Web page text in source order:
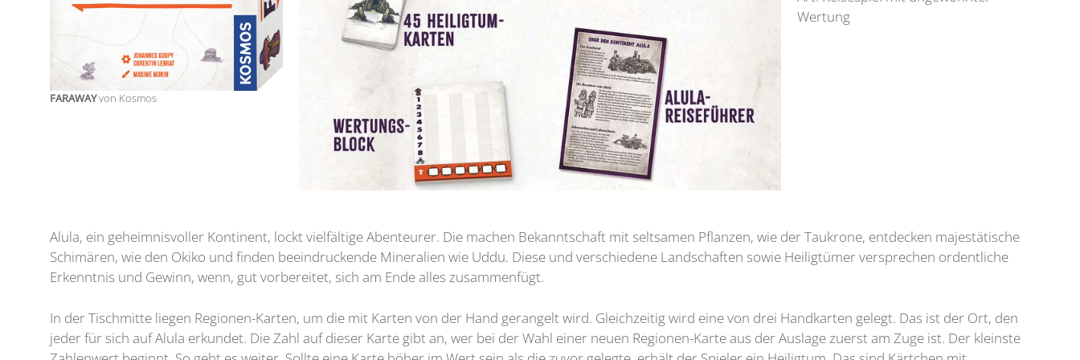
FARAWAYvon Kosmos
Wertung
Alula, ein geheimnisvoller Kontinent, lockt vielfältige Abenteurer. Die machen Bekanntschaft mit seltsamen Pflanzen, wie der Taukrone, entdecken majestätische
Schimären, wie den Okiko und finden beeindruckende Mineralien wie Uddu. Diese und verschiedene Landschaften sowie Heiligtümer versprechen ordentliche
Erkenntnis und Gewinn, wenn, gut vorbereitet, sich am Ende alles zusammenfügt.
In der Tischmitte liegen Regionen-Karten, um die mit Karten von der Hand gerangelt wird. Gleichzeitig wird eine von drei Handkarten gelegt. Das ist der Ort, den
jeder für sich auf Alula erkundet. Die Zahl auf dieser Karte gibt an, wer bei der Wahl einer neuen Regionen-Karte aus der Auslage zuerst am Zuge ist. Der kleinste